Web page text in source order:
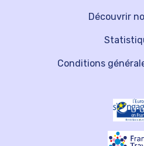
Découvrir
Conditions